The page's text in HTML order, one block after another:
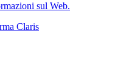
sul Web.
Claris